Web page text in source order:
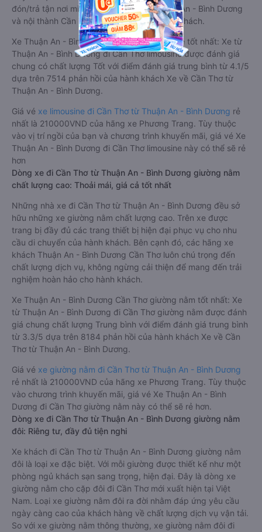
đón/trả tận nơi miễn phí tại nội thành Thuận An - Bình Dương
và nội thành Cần Thơ, rất thuận tiện cho du khách.
Xe Thuận An - Bình Dương Cần Thơ limousine tốt nhất: Xe từ
Thuận An - Bình Dương đi Cần Thơ limousine được đánh giá
chung có chất lượng Tốt với điểm đánh giá trung bình từ 4.1/5
dựa trên 7514 phản hồi của hành khách Xe về Cần Thơ từ
Thuận An - Bình Dương.
Giá vé xe limousine đi Cần Thơ từ Thuận An - Bình Dương rẻ
nhất là 210000VND của hãng xe Phương Trang. Tùy thuộc
vào vị trí ngồi của bạn và chương trình khuyến mãi, giá vé Xe
Thuận An - Bình Dương đi Cần Thơ limousine này có thể sẽ rẻ
hơn
Dòng xe đi Cần Thơ từ Thuận An - Bình Dương giường nằm
chất lượng cao: Thoải mái, giá cả tốt nhất
Những nhà xe đi Cần Thơ từ Thuận An - Bình Dương đều sở
hữu những xe giường nằm chất lượng cao. Trên xe được
trang bị đầy đủ các trang thiết bị hiện đại phục vụ cho nhu
cầu di chuyển của hành khách. Bên cạnh đó, các hãng xe
khách Thuận An - Bình Dương Cần Thơ luôn chú trọng đến
chất lượng dịch vụ, không ngừng cải thiện để mang đến trải
nghiệm hoàn hảo cho hành khách.
Xe Thuận An - Bình Dương Cần Thơ giường nằm tốt nhất: Xe
từ Thuận An - Bình Dương đi Cần Thơ giường nằm được đánh
giá chung chất lượng Trung bình với điểm đánh giá trung bình
từ 3.3/5 dựa trên 8184 phản hồi của hành khách Xe về Cần
Thơ từ Thuận An - Bình Dương.
Giá vé xe giường nằm đi Cần Thơ từ Thuận An - Bình Dương
rẻ nhất là 210000VND của hãng xe Phương Trang. Tùy thuộc
vào chương trình khuyến mãi, giá vé Xe Thuận An - Bình
Dương đi Cần Thơ giường nằm này có thể sẽ rẻ hơn.
Dòng xe đi Cần Thơ từ Thuận An - Bình Dương giường nằm
đôi: Riêng tư, đầy đủ tiện nghi
Xe khách đi Cần Thơ từ Thuận An - Bình Dương giường nằm
đôi là loại xe đặc biệt. Với mỗi giường được thiết kế như một
phòng ngủ khách sạn sang trọng, hiện đại. Đây là dòng xe
giường nằm cho cặp đôi đi Cần Thơ mới xuất hiện tại Việt
Nam. Loại xe giường nằm đôi ra đời nhằm đáp ứng yêu cầu
ngày càng cao của khách hàng về chất lượng dịch vụ vận tải.
So với xe giường nằm thông thường, xe giường nằm đôi đi